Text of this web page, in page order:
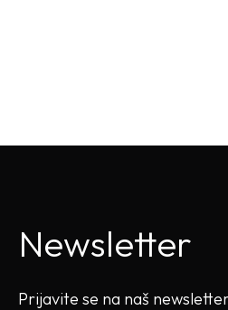
Newsletter
Prijavite se na naš